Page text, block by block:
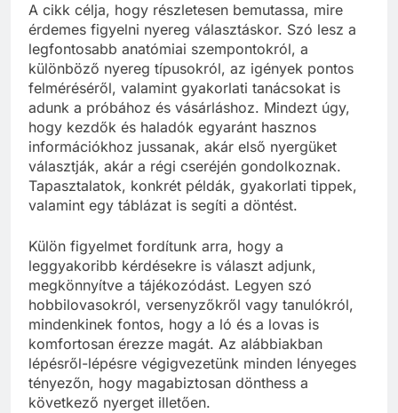
A cikk célja, hogy részletesen bemutassa, mire
érdemes figyelni nyereg választáskor. Szó lesz a
legfontosabb anatómiai szempontokról, a
különböző nyereg típusokról, az igények pontos
felméréséről, valamint gyakorlati tanácsokat is
adunk a próbához és vásárláshoz. Mindezt úgy,
hogy kezdők és haladók egyaránt hasznos
információkhoz jussanak, akár első nyergüket
választják, akár a régi cseréjén gondolkoznak.
Tapasztalatok, konkrét példák, gyakorlati tippek,
valamint egy táblázat is segíti a döntést.
Külön figyelmet fordítunk arra, hogy a
leggyakoribb kérdésekre is választ adjunk,
megkönnyítve a tájékozódást. Legyen szó
hobbilovasokról, versenyzőkről vagy tanulókról,
mindenkinek fontos, hogy a ló és a lovas is
komfortosan érezze magát. Az alábbiakban
lépésről-lépésre végigvezetünk minden lényeges
tényezőn, hogy magabiztosan dönthess a
következő nyerget illetően.